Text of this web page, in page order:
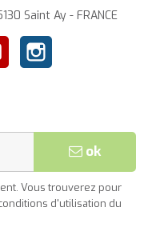
Saint Ay - FRANCE
YouTubeInstagram
ok
Vous trouverez pour
d'utilisation du